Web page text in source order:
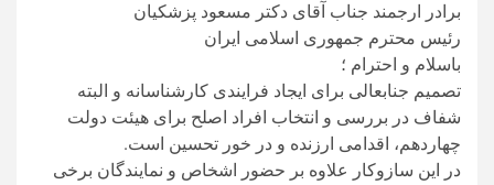
برادر ارجمند جناب آقای دکتر مسعود پزشکیان
رئیس محترم جمهوری اسلامی ایران
باسلام و احترام ؛
تصمیم جنابعالی برای ایجاد فرایندی کارشناسانه و البته
شفاف در بررسی و انتخاب افراد اصلح برای هیئت دولت
چهاردهم، اقدامی ارزنده و در خور تحسین است.
در این سازوکار علاوه بر حضور اشخاص و نمایندگان برخی